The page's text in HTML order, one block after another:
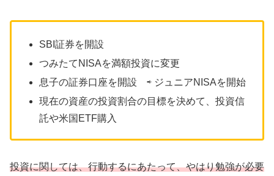
SBI証券を開設
つみたてNISAを満額投資に変更
息子の証券口座を開設 ⇨ ジュニアNISAを開始
現在の資産の投資割合の目標を決めて、投資信
託や米国ETF購入
投資に関しては、行動するにあたって、やはり勉強が必要